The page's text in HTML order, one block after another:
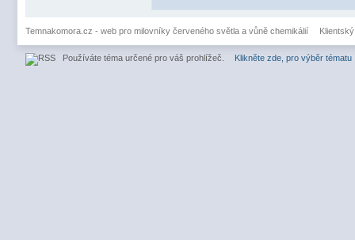
Temnakomora.cz - web pro milovníky červeného světla a vůně chemikálií
Používáte téma určené pro váš prohlížeč. Klikněte zde, pro výběr tématu